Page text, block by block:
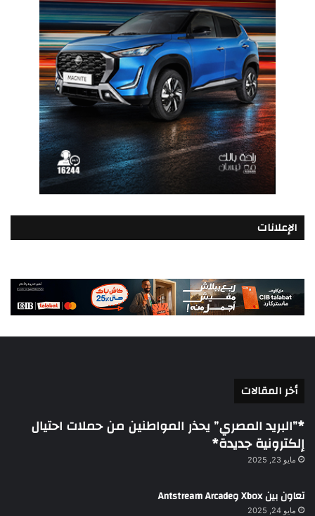
الإعلانات
أخر المقالات
*”البريد المصري” يحذر المواطنين من حملات احتيال
إلكترونية جديدة*
مايو 23, 2025
تعاون بين Xbox وAntstream Arcade
مايو 24, 2025